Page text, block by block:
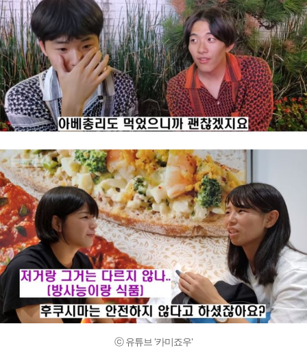
ⓒ 유튜브 '카미죠우'